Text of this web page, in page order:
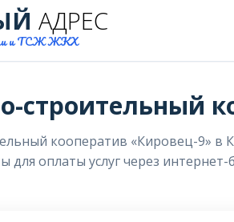
АДРЕС
и ТСЖ ЖКХ
кооператив «Кировец-9» в
для оплаты услуг через